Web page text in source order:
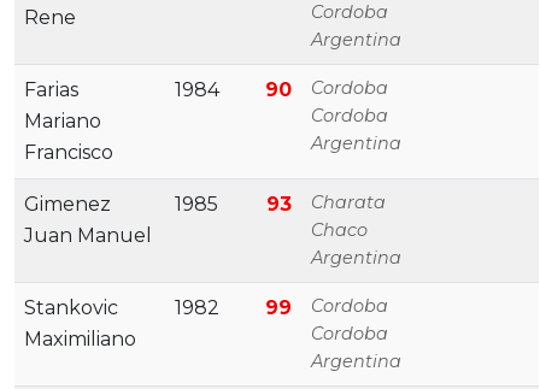
Rene
Cordoba
Argentina
Farias
Mariano
Francisco
1984 90
Cordoba
Cordoba
Argentina
Gimenez
Juan Manuel
1985 93
Charata
Chaco
Argentina
Stankovic
Maximiliano
1982 99
Cordoba
Cordoba
Argentina